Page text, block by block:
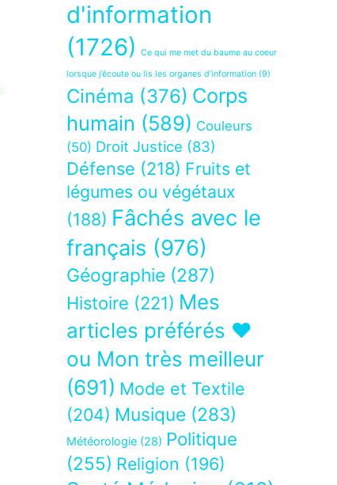
d'information
(1726)
Ce qui me met du baume au coeur
lorsque j’écoute ou lis les organes d’information (9)
Cinéma (376) Corps
humain (589) Couleurs
(50) Droit Justice (83)
Défense (218) Fruits et
légumes ou végétaux
(188) Fâchés avec le
français (976)
Géographie (287)
Histoire (221) Mes
articles préférés ❤
ou Mon très meilleur
(691) Mode et Textile
(204) Musique (283)
Météorologie (28) Politique
(255) Religion (196)